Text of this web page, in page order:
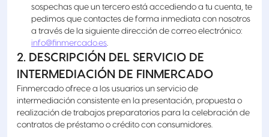
sospechas que un tercero está accediendo a tu cuenta, te
pedimos que contactes de forma inmediata con nosotros
a través de la siguiente dirección de correo electrónico:
info@finmercado.es.
2. DESCRIPCIÓN DEL SERVICIO DE
INTERMEDIACIÓN DE FINMERCADO
Finmercado ofrece a los usuarios un servicio de
intermediación consistente en la presentación, propuesta o
realización de trabajos preparatorios para la celebración de
contratos de préstamo o crédito con consumidores.